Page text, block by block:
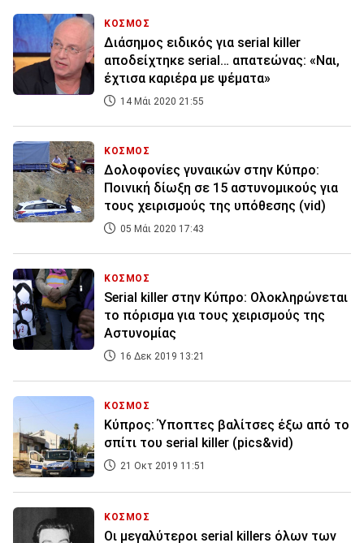
ΚΟΣΜΟΣ
Διάσημος ειδικός για serial killer
αποδείχτηκε serial… απατεώνας: «Ναι,
έχτισα καριέρα με ψέματα»
14 Μάι 2020 21:55
ΚΟΣΜΟΣ
Δολοφονίες γυναικών στην Κύπρο:
Ποινική δίωξη σε 15 αστυνομικούς για
τους χειρισμούς της υπόθεσης (vid)
05 Μάι 2020 17:43
ΚΟΣΜΟΣ
Serial killer στην Κύπρο: Ολοκληρώνεται
το πόρισμα για τους χειρισμούς της
Αστυνομίας
16 Δεκ 2019 13:21
ΚΟΣΜΟΣ
Κύπρος: Ύποπτες βαλίτσες έξω από το
σπίτι του serial killer (pics&vid)
21 Οκτ 2019 11:51
ΚΟΣΜΟΣ
Οι μεγαλύτεροι serial killers όλων των